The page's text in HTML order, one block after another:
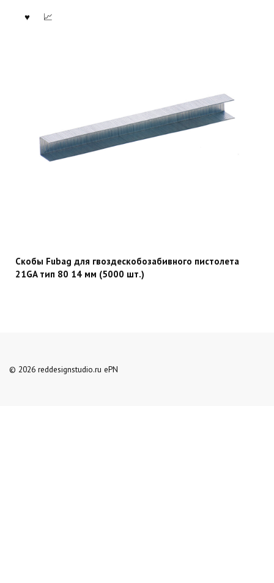
Скобы Fubag для гвоздескобозабивного пистолета
21GA тип 80 14 мм (5000 шт.)
© 2026 reddesignstudio.ru ePN